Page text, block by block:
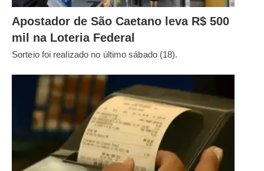
Apostador de São Caetano leva R$ 500
mil na Loteria Federal
Sorteio foi realizado no último sábado (18).